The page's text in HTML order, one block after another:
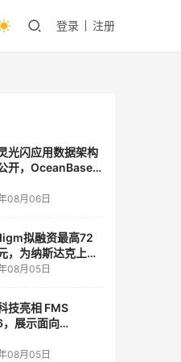
登录 注册
光闪应用数据架构
开，OceanBase
08月06日
拟融资最高72
，为纳斯达克上市
08月05日
技亮相 FMS
展示面向
案
08月05日